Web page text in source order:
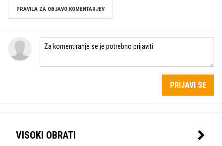
PRAVILA ZA OBJAVO KOMENTARJEV
PRIJAVI SE
VISOKI OBRATI